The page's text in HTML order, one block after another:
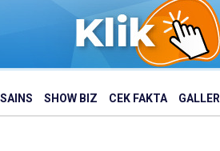
SHOW BIZ CEK FAKTA GALLERI